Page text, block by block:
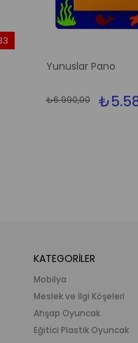
Yunuslar Pano
₺6.990,00
KATEGORİLER
Mobilya
Meslek ve İlgi Köşeleri
Ahşap Oyuncak
Eğitici Plastik Oyuncak